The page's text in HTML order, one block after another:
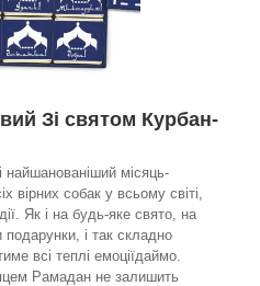
Зі святом Курбан-
місяць-
вірних собак у всьому світі,
Як і на будь-яке свято, на
і так складно
всі теплі емоціїдаймо.
Рамадан не залишить